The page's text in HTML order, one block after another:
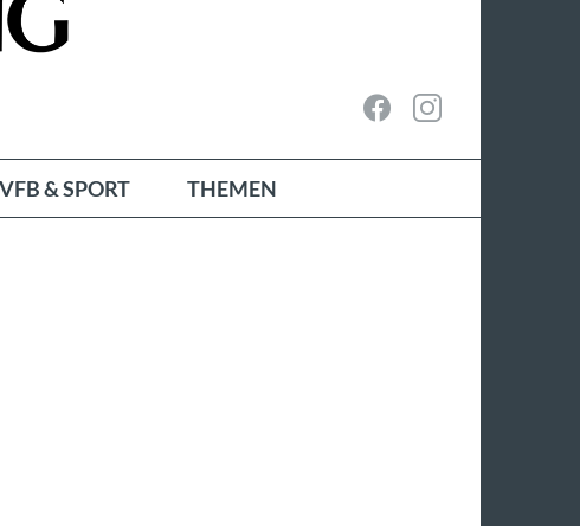
VFB & SPORT THEMEN